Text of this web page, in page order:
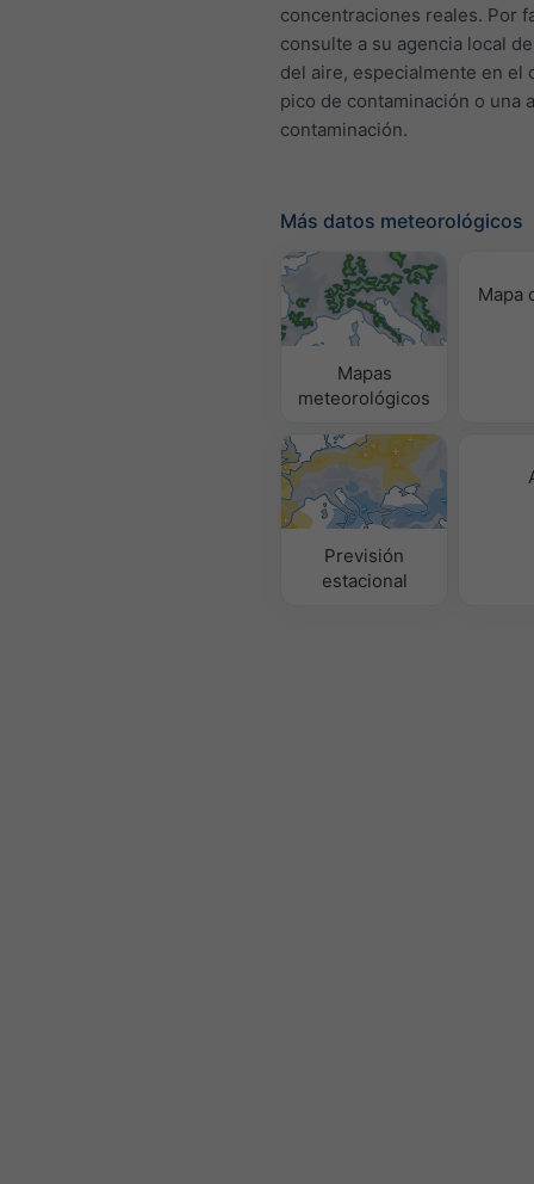
concentraciones reales. Por
consulte a su agencia local
del aire, especialmente en el
pico de contaminación o una
contaminación.
Más datos meteorológicos
Mapas
meteorológicos
Mapa
Previsión
estacional